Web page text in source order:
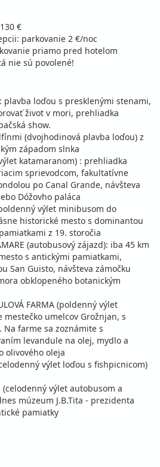
- sobota
Zľava
15% 959 €
cena za 8 dní (7 nocí)
vypočítať cenu
Zľava
15% 692 €
vypočítať cenu
- streda
559 €
cena za 6 dní (5 nocí)
vypočítať cenu
- sobota
cena za 8 dní (7 nocí)
vypočítať cenu
- pondelok
559 €
cena za 6 dní (5 nocí)
vypočítať cenu
- sobota
€
parkovanie 2 €/noc
priamo pred hotelom
nie sú povolené!
plavba loďou s presklenými stenami,
život v mori, prehliadka
show.
(dvojhodinová plavba loďou) z
západom slnka
katamaranom) : prehliadka
sprievodcom, fakultatívne
po Canal Grande, návšteva
Dóžovho paláca
výlet minibusom do
historické mesto s dominantou
z 19. storočia
(autobusový zájazd): iba 45 km
s antickými pamiatkami,
San Guisto, návšteva zámočku
obklopeného botanickým
FARMA (poldenný výlet
umelcov Grožnjan, s
farme sa zoznámite s
levandule na olej, mydlo a
olivového oleja
výlet loďou s fishpicnicom)
výlet autobusom a
múzeum J.B.Tita - prezidenta
pamiatky